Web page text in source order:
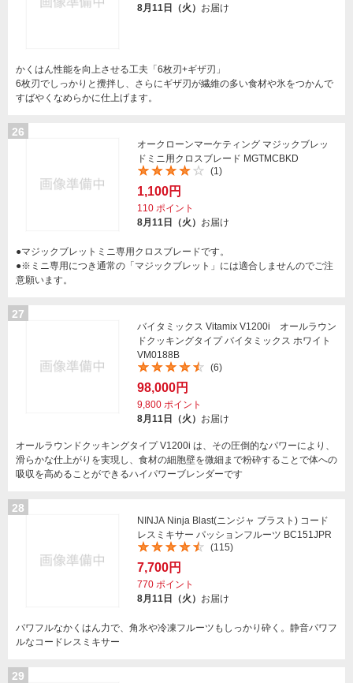
8月11日（火） お届け
かくはん性能を向上させる工夫「6枚刃+ギザ刃」
6枚刃でしっかりと攪拌し、さらにギザ刃が繊維の多い食材や氷をつかんで
すばやくなめらかに仕上げます。
26
オークローンマーケティング マジックブレッ
ドミニ用クロスブレード MGTMCBKD
(1)
1,100円
110 ポイント
8月11日（火） お届け
●マジックブレットミニ専用クロスブレードです。
●※ミニ専用につき通常の「マジックブレット」には適合しませんのでご注
意願います。
27
バイタミックス Vitamix V1200i オールラウン
ドクッキングタイプ バイタミックス ホワイト
VM0188B
(6)
98,000円
9,800 ポイント
8月11日（火） お届け
オールラウンドクッキングタイプ V1200i は、その圧倒的なパワーにより、
滑らかな仕上がりを実現し、食材の細胞壁を微細まで粉砕することで体への
吸収を高めることができるハイパワーブレンダーです
28
NINJA Ninja Blast(ニンジャ ブラスト) コード
レスミキサー パッションフルーツ BC151JPR
(115)
7,700円
770 ポイント
8月11日（火） お届け
パワフルなかくはん力で、角氷や冷凍フルーツもしっかり砕く。静音パワフ
ルなコードレスミキサー
29